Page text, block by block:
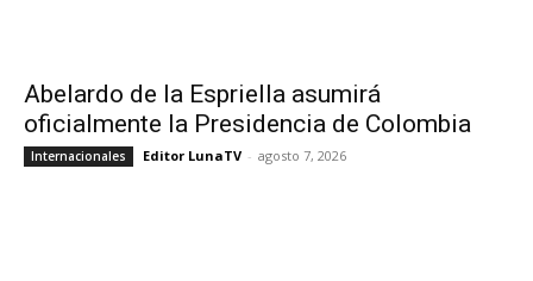
Abelardo de la Espriella asumirá
oficialmente la Presidencia de Colombia
Internacionales Editor LunaTV - agosto 7, 2026